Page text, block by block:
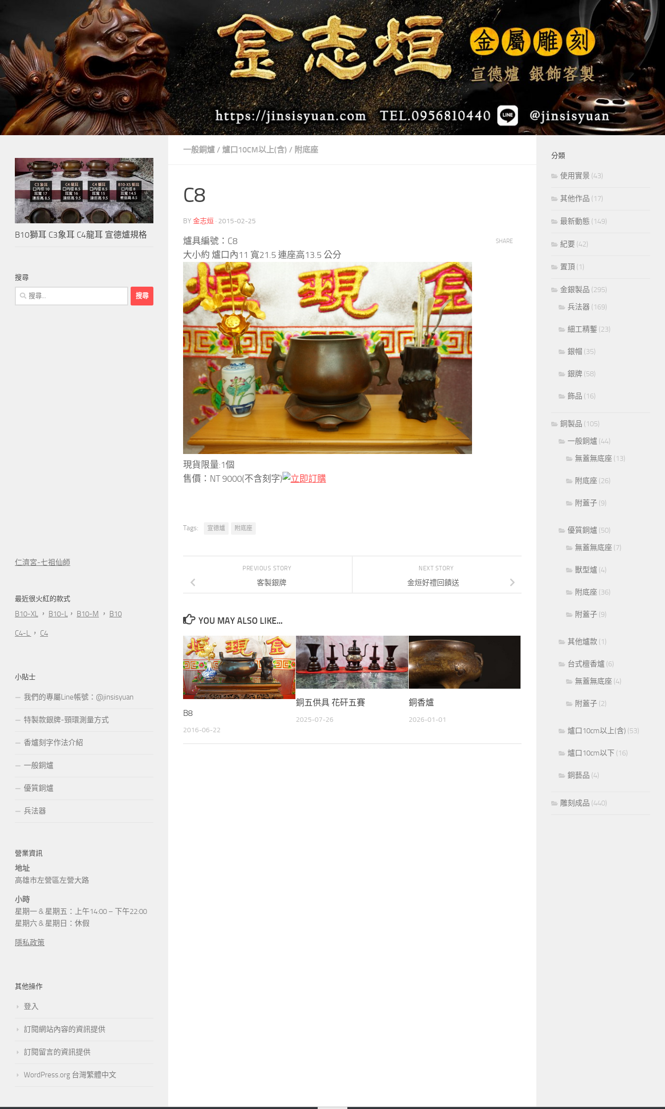
一般銅爐 / 爐口10CM以上(含) / 附底座
C8
BY 金志烜 · 2015-02-25
爐具編號：C8
大小約 爐口內11 寬21.5 連座高13.5 公分
現貨限量:1個
售價：NT 9000(不含刻字)
SHARE
Tags: 宣德爐 附底座
NEXT STORY
金烜好禮回饋送
PREVIOUS STORY
客製銀牌
YOU MAY ALSO LIKE...
B8
2016-06-22
銅五供具 花矸五賽
2025-07-26
銅香爐
2026-01-01
B10獅耳 C3象耳 C4龍耳 宣德爐規格
搜尋
搜
尋
仁濟宮-七祖仙師
最近很火紅的款式
B10-XL ， B10-L ， B10-M ， B10
C4-L ， C4
小貼士
我們的專屬Line帳號：@jinsisyuan
特製款銀牌-頸環測量方式
香爐刻字作法介紹
一般銅爐
優質銅爐
兵法器
營業資訊
地址
高雄市左營區左營大路
小時
星期一 & 星期五：上午14:00 – 下午22:00
星期六 & 星期日：休假
隱私政策
其他操作
登入
訂閱網站內容的資訊提供
訂閱留言的資訊提供
WordPress.org 台灣繁體中文
分類
使用實景 (43)
其他作品 (17)
最新動態 (149)
紀要 (42)
置頂 (1)
金銀製品 (295)
兵法器 (169)
細工精鏨 (23)
銀帽 (35)
銀牌 (58)
飾品 (16)
銅製品 (105)
一般銅爐 (44)
無蓋無底座 (13)
附底座 (26)
附蓋子 (9)
優質銅爐 (50)
無蓋無底座 (7)
獸型爐 (4)
附底座 (36)
附蓋子 (9)
其他爐款 (1)
台式檀香爐 (6)
無蓋無底座 (4)
附蓋子 (2)
爐口10cm以上(含) (53)
爐口10cm以下 (16)
銅藝品 (4)
雕刻成品 (440)